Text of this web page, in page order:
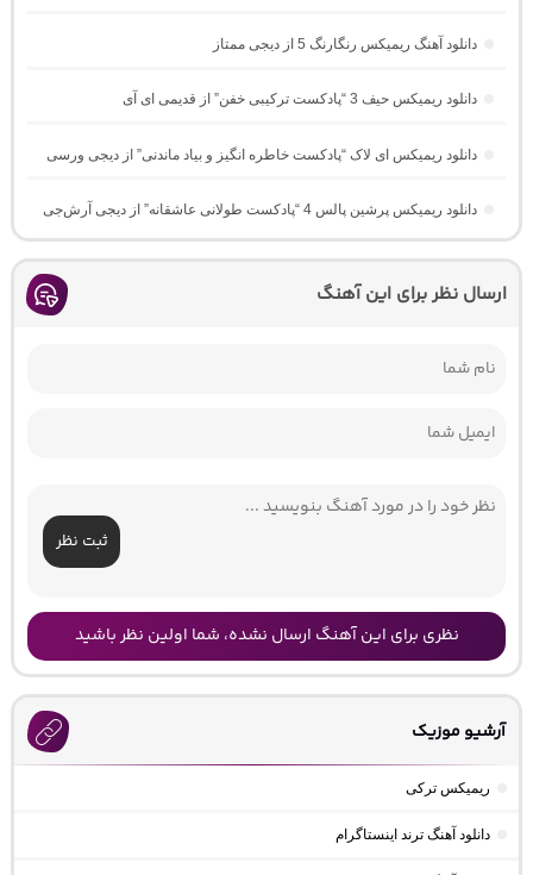
دانلود آهنگ ریمیکس رنگارنگ 5 از دیجی ممتاز
دانلود ریمیکس حیف 3 “پادکست ترکیبی خفن” از قدیمی ای آی
دانلود ریمیکس ای لاک “پادکست خاطره انگیز و بیاد ماندنی” از دیجی ورسی
دانلود ریمیکس پرشین پالس 4 “پادکست طولانی عاشقانه” از دیجی آرش‌جی
ارسال نظر برای این آهنگ
ثبت نظر
نظری برای این آهنگ ارسال نشده، شما اولین نظر باشید
آرشیو موزیک
ریمیکس ترکی
دانلود آهنگ ترند اینستاگرام